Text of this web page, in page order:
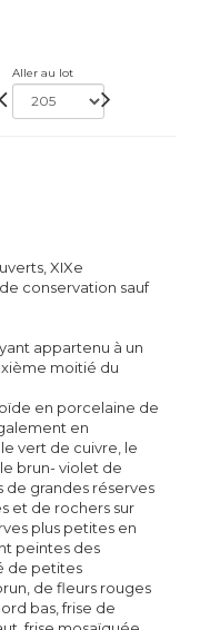
Aller au lot
XIXe
conservation sauf
appartenu à un
moitié du
en porcelaine de
en
vert de cuivre, le
brun- violet de
de grandes réserves
et de rochers sur
plus petites en
peintes des
de petites
de fleurs rouges
bas, frise de